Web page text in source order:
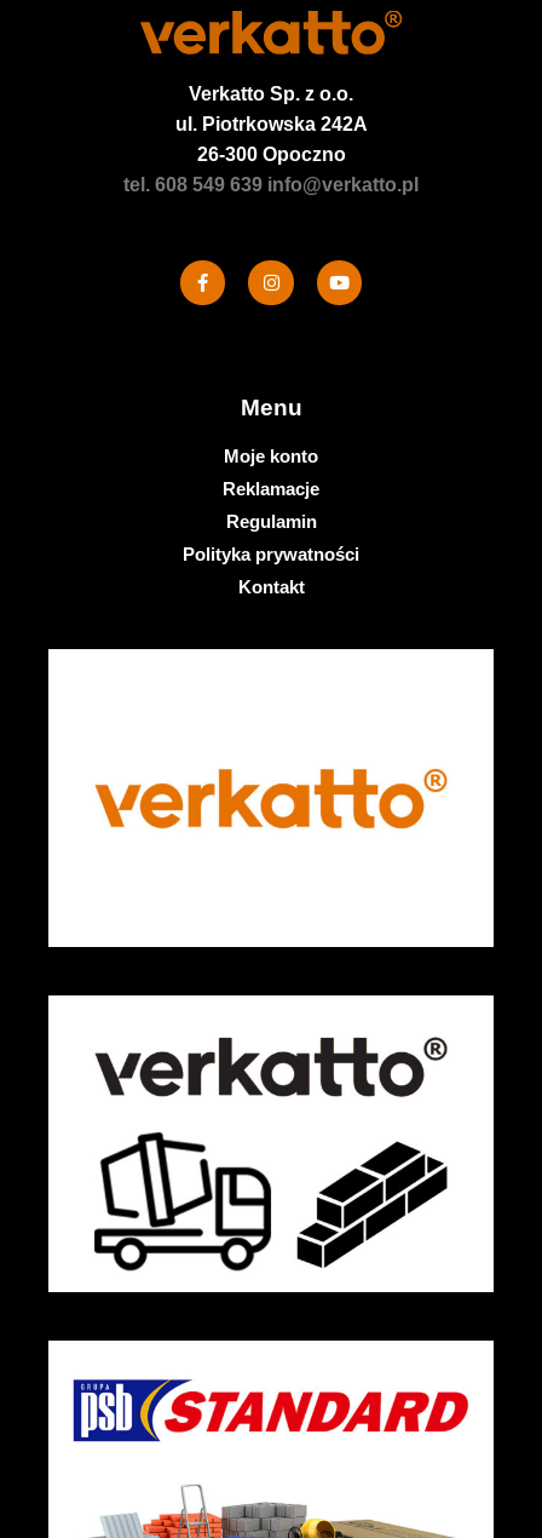
Verkatto Sp. z o.o.
ul. Piotrkowska 242A
26-300 Opoczno
tel. 608 549 639 info@verkatto.pl
Menu
Moje konto
Reklamacje
Regulamin
Polityka prywatności
Kontakt